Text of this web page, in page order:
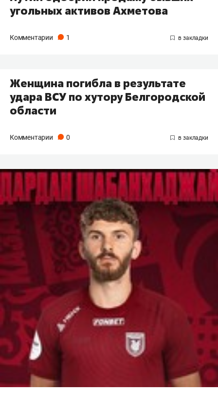
угольных активов Ахметова
Комментарии 1
Женщина погибла в результате
удара ВСУ по хутору Белгородской
области
Комментарии 0